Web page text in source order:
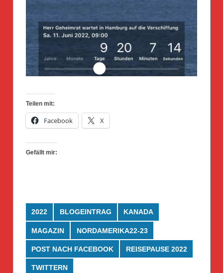
Teilen mit:
Facebook X
Gefällt mir:
2022 BLOGEINTRAG KANADA
MAGAZIN NORDAMERIKA22-23
POST NACH FACEBOOK REISEPAUSE 2022
TWITTERN